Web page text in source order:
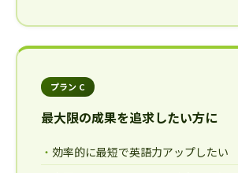
プラン C
最大限の成果を追求したい方に
効率的に最短で英語力アップしたい